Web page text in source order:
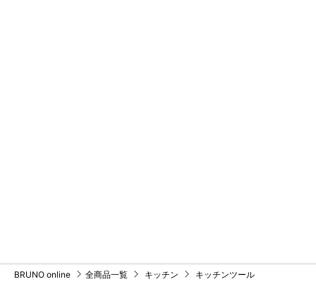
BRUNO online 全商品一覧 キッチン キッチンツール